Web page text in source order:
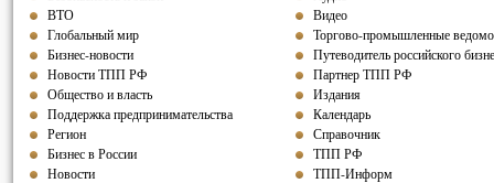
ВТО
Глобальный мир
Бизнес-новости
Новости ТПП РФ
Общество и власть
Поддержка предпринимательства
Регион
Бизнес в России
Новости
Видео
Торгово-промышленные
Путеводитель российского
Партнер ТПП РФ
Издания
Календарь
Справочник
ТПП РФ
ТПП-Информ